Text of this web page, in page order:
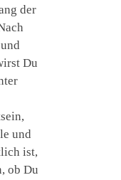
der
Du
und
ist,
ob Du